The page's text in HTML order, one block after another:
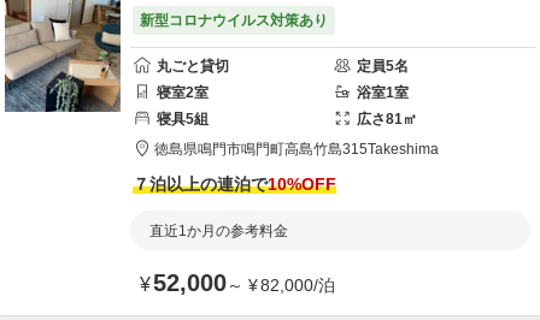
新型コロナウイルス対策あり
丸ごと貸切 定員5名
寝室2室 浴室1室
寝具5組 広さ81㎡
徳島県鳴門市鳴門町高島竹島315Takeshima
７泊以上の連泊で10%OFF
直近1か月の参考料金
¥52,000～ ¥82,000/泊